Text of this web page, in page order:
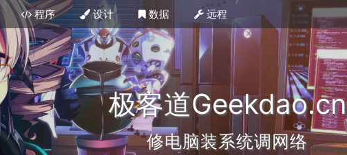
程序 设计 数据 远程
极客道Geekdao.cn
修电脑装系统调网络